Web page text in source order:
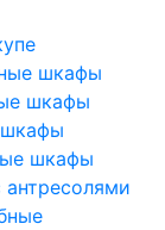
шкафы
шкафы
шкафы